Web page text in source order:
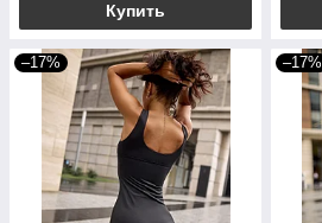
Купить
–17% –17%